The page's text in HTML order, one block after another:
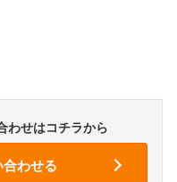
わせはコチラから